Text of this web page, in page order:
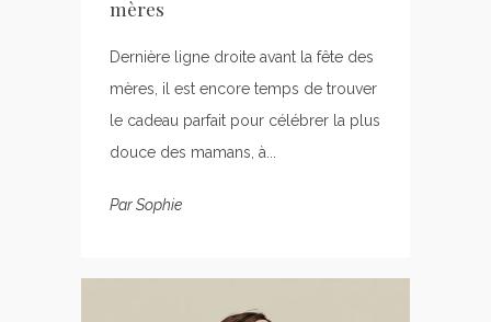
mères
Dernière ligne droite avant la fête des
mères, il est encore temps de trouver
le cadeau parfait pour célébrer la plus
douce des mamans, à...
ParSophie